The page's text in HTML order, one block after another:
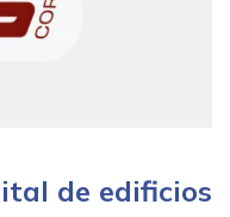
de edificios